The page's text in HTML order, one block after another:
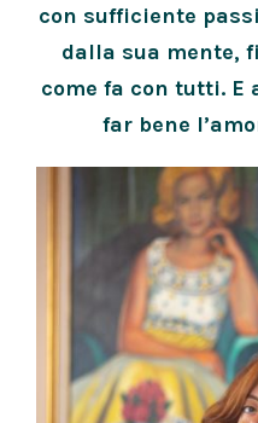
con sufficiente
dalla sua mente,
come fa con tutti. E
far bene